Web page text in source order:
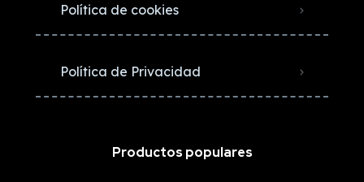
Política de cookies
Política de Privacidad
Productos populares